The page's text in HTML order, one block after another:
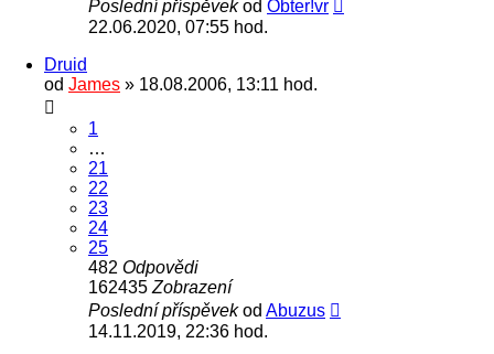
Poslední příspěvekod Obter!vr
22.06.2020, 07:55 hod.
Druid
od James » 18.08.2006, 13:11 hod.
1
…
21
22
23
24
25
482 Odpovědi
162435 Zobrazení
Poslední příspěvekod Abuzus
14.11.2019, 22:36 hod.